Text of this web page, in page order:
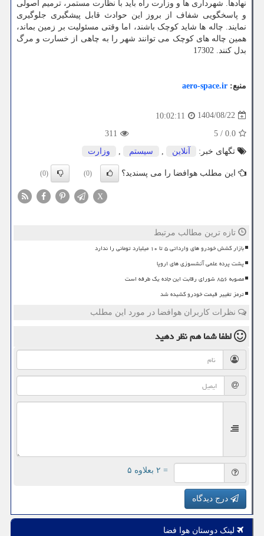
نهادها. شهرداری ها و وزارت راه باید با نظارت مستمر، ترمیم اصولی
و پاسخگویی شفاف از بروز این حوادث قابل پیشگیری جلوگیری
نمایند. چاله ها شاید کوچک باشند، اما وقتی مسئولیت بر زمین بماند،
همین چاله های کوچک می توانند شهر را به چاهی از خسارت و مرگ
بدل کنند. 17302
منبع: aero-space.ir
1404/08/22
10:02:11
0.0
/
5
311
تگهای خبر:
آنلاین , سیستم , وزارت
این مطلب هوافضا را می پسندید؟ (0)
(0)
X
تازه ترین مطالب مرتبط
بازار کشش خودرو های وارداتی ۵ تا ۱۰ میلیارد تومانی را ندارد
پشت پرده علمی آتشسوزی های اروپا
مصوبه ۸۵۶ شورای رقابت این جاده یک طرفه است
ترمز تغییر قیمت خودرو کشیده شد
نظرات کاربران هوافضا در مورد این مطلب
لطفا شما همنظر دهید
= ۲ بعلاوه ۵
درج دیدگاه
لینک دوستان هوا فضا